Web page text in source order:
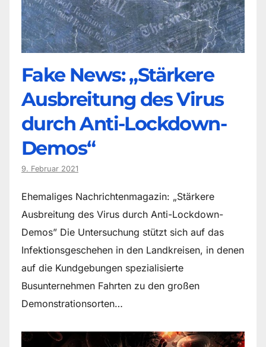
Fake News: „Stärkere
Ausbreitung des Virus
durch Anti-Lockdown-
Demos“
9. Februar 2021
Ehemaliges Nachrichtenmagazin: „Stärkere
Ausbreitung des Virus durch Anti-Lockdown-
Demos” Die Untersuchung stützt sich auf das
Infektionsgeschehen in den Landkreisen, in denen
auf die Kundgebungen spezialisierte
Busunternehmen Fahrten zu den großen
Demonstrationsorten…